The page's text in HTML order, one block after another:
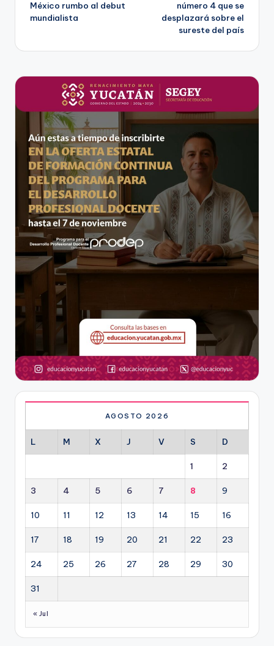
entradas
México rumbo al debut
mundialista
número 4 que se
desplazará sobre el
sureste del país
AGOSTO 2026
L M X J V S D
1 2
3 4 5 6 7 8 9
10 11 12 13 14 15 16
17 18 19 20 21 22 23
24 25 26 27 28 29 30
31
« Jul